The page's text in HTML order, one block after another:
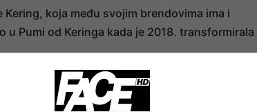
koja među svojim brendovima ima i
Pumi od Keringa kada je 2018. transformirala
na zahtjev za komentar. Tržišna
dolara) na kraju srijede, što je pad od